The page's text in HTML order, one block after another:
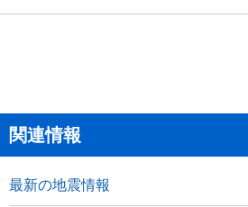
関連情報
最新の地震情報